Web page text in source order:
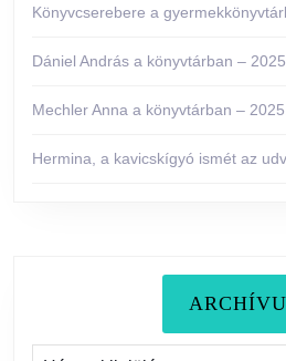
Könyvcserebere a
Dániel András a könyvtárban –
Mechler Anna a könyvtárban –
Hermina, a kavicskígyó ismét az
Archívum